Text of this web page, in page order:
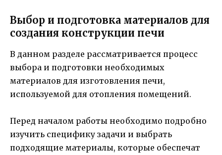
Выбор и подготовка материалов для
создания конструкции печи
В данном разделе рассматривается процесс
выбора и подготовки необходимых
материалов для изготовления печи,
используемой для отопления помещений.
Перед началом работы необходимо подробно
изучить специфику задачи и выбрать
подходящие материалы, которые обеспечат